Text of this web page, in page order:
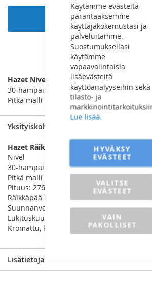
Käytämme evästeitä
parantaaksemme
käyttäjäkokemustasi ja
palveluitamme.
Suostumuksellasi
käytämme
vapaavalintaisia
lisäevästeitä
käyttöanalyyseihin sekä
tilasto- ja
Lue lisää.
HYVÄKSY
EVÄSTEET
VALITSE
EVÄSTEET
VAIN
PAKOLLISET
Lisää ostoskoriin
LISÄÄ VERTAILUUN
Hazet Nivelräikkä 3/8”
30-hampainen
Pitkä malli
Yksityiskohdat
Hazet Räikkä 3/8”
Nivel
30-hampainen
Pitkä malli
Pituus: 276mm
Räikkäpää nivelellä, kääntyy 180°
Suunnanvaihto
Lukituskuula
Kromattu, kiillotettu
Lisätietoja